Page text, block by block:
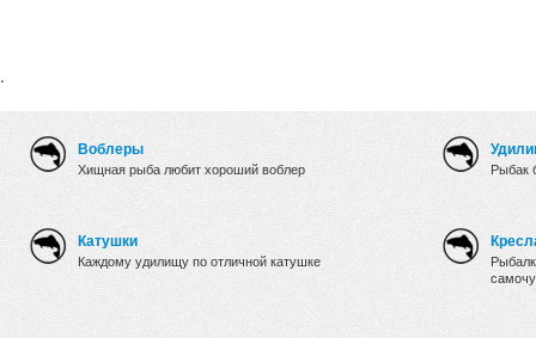
.
Воблеры
Хищная рыба любит хороший воблер
Катушки
Каждому удилищу по отличной катушке
Рыбак